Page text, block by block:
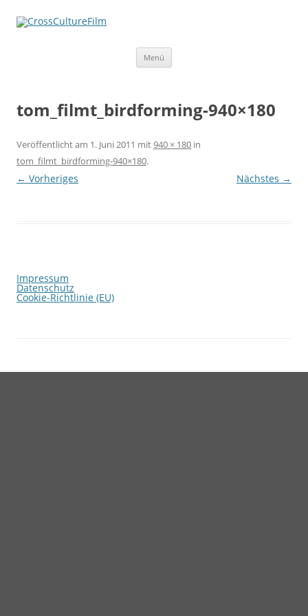
Menü
tom_filmt_birdforming-940×180
Veröffentlicht am 1. Juni 2011 mit940 × 180 in
tom_filmt_birdforming-940×180.
← Vorheriges Nächstes →
Impressum
Datenschutz
Cookie-Richtlinie (EU)